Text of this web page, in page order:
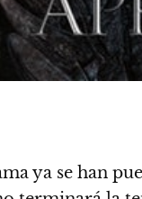
ya se han